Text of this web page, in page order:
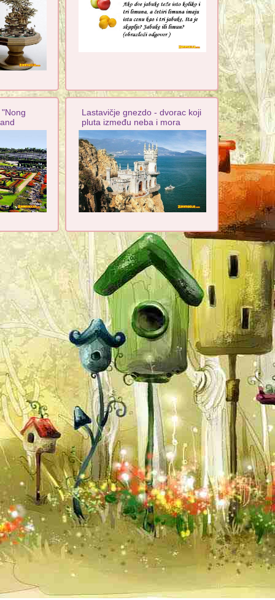
Lastavičje gnezdo - dvorac koji
pluta između neba i mora